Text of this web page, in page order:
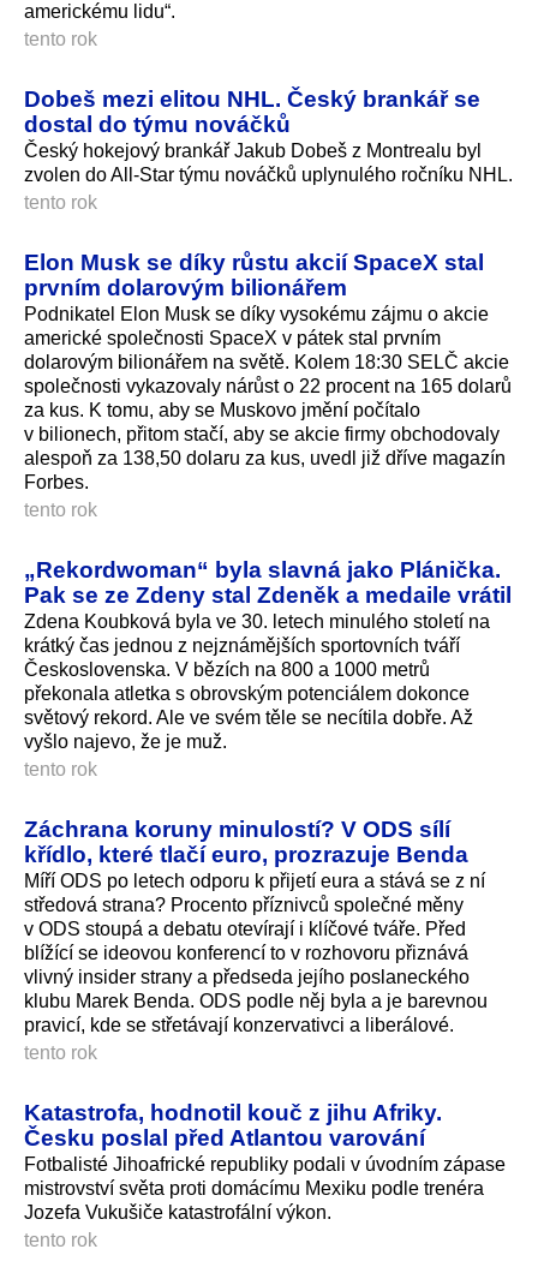
americkému lidu“.
tento rok
Dobeš mezi elitou NHL. Český brankář se
dostal do týmu nováčků
Český hokejový brankář Jakub Dobeš z Montrealu byl
zvolen do All-Star týmu nováčků uplynulého ročníku NHL.
tento rok
Elon Musk se díky růstu akcií SpaceX stal
prvním dolarovým bilionářem
Podnikatel Elon Musk se díky vysokému zájmu o akcie
americké společnosti SpaceX v pátek stal prvním
dolarovým bilionářem na světě. Kolem 18:30 SELČ akcie
společnosti vykazovaly nárůst o 22 procent na 165 dolarů
za kus. K tomu, aby se Muskovo jmění počítalo
v bilionech, přitom stačí, aby se akcie firmy obchodovaly
alespoň za 138,50 dolaru za kus, uvedl již dříve magazín
Forbes.
tento rok
„Rekordwoman“ byla slavná jako Plánička.
Pak se ze Zdeny stal Zdeněk a medaile vrátil
Zdena Koubková byla ve 30. letech minulého století na
krátký čas jednou z nejznámějších sportovních tváří
Československa. V bězích na 800 a 1000 metrů
překonala atletka s obrovským potenciálem dokonce
světový rekord. Ale ve svém těle se necítila dobře. Až
vyšlo najevo, že je muž.
tento rok
Záchrana koruny minulostí? V ODS sílí
křídlo, které tlačí euro, prozrazuje Benda
Míří ODS po letech odporu k přijetí eura a stává se z ní
středová strana? Procento příznivců společné měny
v ODS stoupá a debatu otevírají i klíčové tváře. Před
blížící se ideovou konferencí to v rozhovoru přiznává
vlivný insider strany a předseda jejího poslaneckého
klubu Marek Benda. ODS podle něj byla a je barevnou
pravicí, kde se střetávají konzervativci a liberálové.
tento rok
Katastrofa, hodnotil kouč z jihu Afriky.
Česku poslal před Atlantou varování
Fotbalisté Jihoafrické republiky podali v úvodním zápase
mistrovství světa proti domácímu Mexiku podle trenéra
Jozefa Vukušiče katastrofální vý­kon.
tento rok